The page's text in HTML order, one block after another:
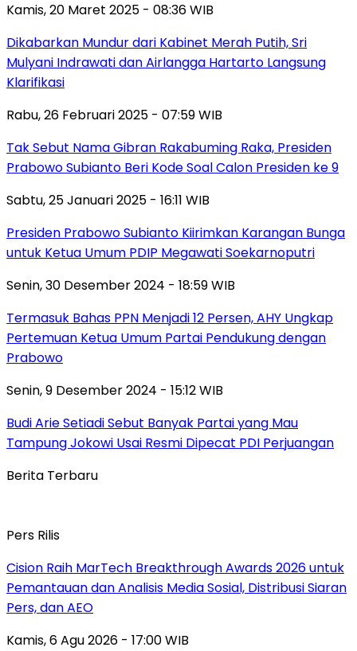
Kamis, 20 Maret 2025 - 08:36 WIB
Dikabarkan Mundur dari Kabinet Merah Putih, Sri
Mulyani Indrawati dan Airlangga Hartarto Langsung
Klarifikasi
Rabu, 26 Februari 2025 - 07:59 WIB
Tak Sebut Nama Gibran Rakabuming Raka, Presiden
Prabowo Subianto Beri Kode Soal Calon Presiden ke 9
Sabtu, 25 Januari 2025 - 16:11 WIB
Presiden Prabowo Subianto Kiirimkan Karangan Bunga
untuk Ketua Umum PDIP Megawati Soekarnoputri
Senin, 30 Desember 2024 - 18:59 WIB
Termasuk Bahas PPN Menjadi 12 Persen, AHY Ungkap
Pertemuan Ketua Umum Partai Pendukung dengan
Prabowo
Senin, 9 Desember 2024 - 15:12 WIB
Budi Arie Setiadi Sebut Banyak Partai yang Mau
Tampung Jokowi Usai Resmi Dipecat PDI Perjuangan
Berita Terbaru
Pers Rilis
Cision Raih MarTech Breakthrough Awards 2026 untuk
Pemantauan dan Analisis Media Sosial, Distribusi Siaran
Pers, dan AEO
Kamis, 6 Agu 2026 - 17:00 WIB